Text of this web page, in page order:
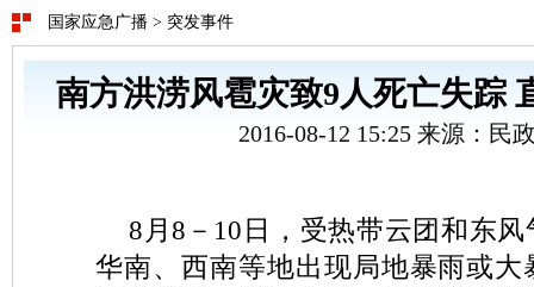
国家应急广播 > 突发事件
南方洪涝风雹灾致9人死亡失踪
2016-08-12 15:25 来源：民
8月8－10日，受热带云团和东
华南、西南等地出现局地暴雨或大